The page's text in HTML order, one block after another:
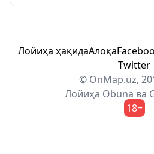
Лойиҳа ҳақидаАлоқа
Twitter
© OnMap.uz,
Лойиҳа Obuna ва
18+